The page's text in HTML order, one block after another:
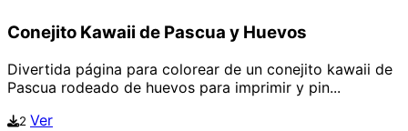
Conejito Kawaii de Pascua y Huevos
Divertida página para colorear de un conejito kawaii de
Pascua rodeado de huevos para imprimir y pin...
2 Ver